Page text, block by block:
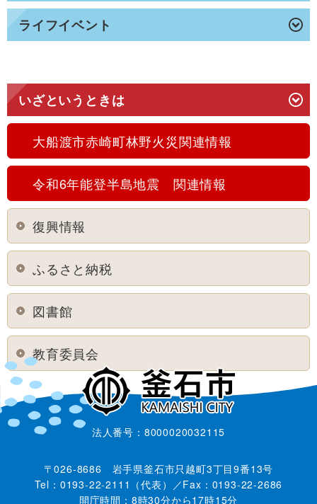
ライフイベント
いざというときは
大船渡市赤崎町林野火災関連情報
令和6年能登半島地震 関連情報
復興情報
ふるさと納税
図書館
教育委員会
法人番号：8000020032115
〒026-8686 岩手県釜石市只越町3丁目9番13号
Tel：0193-22-2111（代表）／Fax：0193-22-2686
開庁時間：8時30分から17時15分